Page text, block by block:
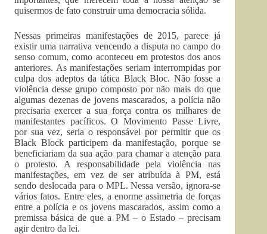
quisermos de fato construir uma democracia sólida.
Nessas primeiras manifestações de 2015, parece já
existir uma narrativa vencendo a disputa no campo do
senso comum, como aconteceu em protestos dos anos
anteriores. As manifestações seriam interrompidas por
culpa dos adeptos da tática Black Bloc. Não fosse a
violência desse grupo composto por não mais do que
algumas dezenas de jovens mascarados, a polícia não
precisaria exercer a sua força contra os milhares de
manifestantes pacíficos. O Movimento Passe Livre,
por sua vez, seria o responsável por permitir que os
Black Block participem da manifestação, porque se
beneficiariam da sua ação para chamar a atenção para
o protesto. A responsabilidade pela violência nas
manifestações, em vez de ser atribuída à PM, está
sendo deslocada para o MPL. Nessa versão, ignora-se
vários fatos. Entre eles, a enorme assimetria de forças
entre a polícia e os jovens mascarados, assim como a
premissa básica de que a PM – o Estado – precisam
agir dentro da lei.